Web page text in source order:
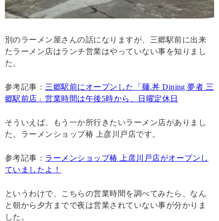
別のラーメン屋さんの話になりますが、三郷駅前に出来
たラーメン店はランチ営業はやっていない事を知りまし
た。
参考記事： 三郷駅前にオープンした「麺.丼 Dining 夢者 三
郷駅前店」営業時間は午後5時から、日曜定休日
そういえば、もう一か所行きたいラーメン店がありまし
た。ラーメンショップ椿 上彦川戸店です。
参考記事： ラーメンショップ椿 上彦川戸店がオープンし
ていましたよ！
というわけで、こちらの営業時間を調べてみたら、なん
と朝から夕方までで夜は営業されていない事が分かりま
した。